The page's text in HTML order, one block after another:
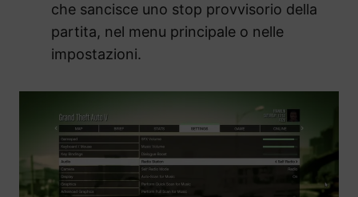
che sancisce uno stop provvisorio della
partita, nel menu principale o nelle
impostazioni.